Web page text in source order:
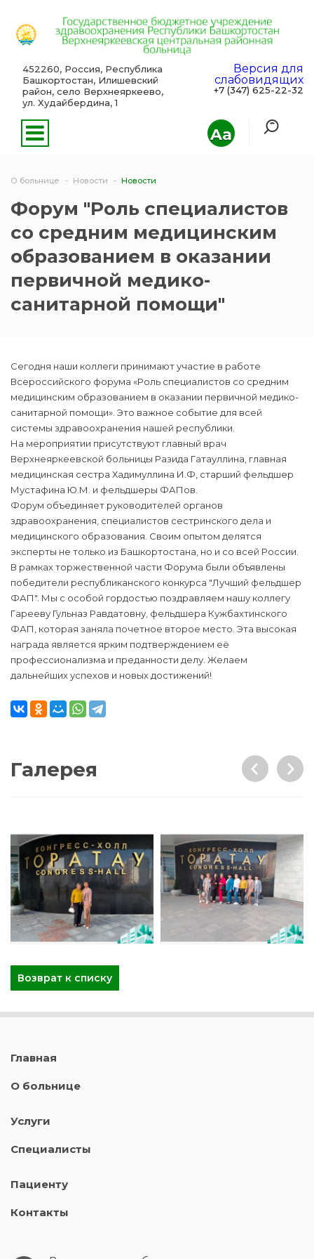
Aa
452260, Россия, Республика
Башкортостан, Илишевский
район, село Верхнеяркеево,
ул. Худайбердина, 1
Версия для
слабовидящих
+7 (347) 625-22-32
О больнице Новости Новости
Форум "Роль специалистов
со средним медицинским
образованием в оказании
первичной медико-
санитарной помощи"
Сегодня наши коллеги принимают участие в работе
Всероссийского форума «Роль специалистов со средним
медицинским образованием в оказании первичной медико-
санитарной помощи». Это важное событие для всей
системы здравоохранения нашей республики.
На мероприятии присутствуют главный врач
Верхнеяркеевской больницы Разида Гатауллина, главная
медицинская сестра Хадимуллина И.Ф, старший фельдшер
Мустафина Ю.М. и фельдшеры ФАПов.
Форум объединяет руководителей органов
здравоохранения, специалистов сестринского дела и
медицинского образования. Своим опытом делятся
эксперты не только из Башкортостана, но и со всей России.
В рамках торжественной части Форума были объявлены
победители республиканского конкурса "Лучший фельдшер
ФАП". Мы с особой гордостью поздравляем нашу коллегу
Гарееву Гульназ Равдатовну, фельдшера Кужбахтинского
ФАП, которая заняла почетное второе место. Эта высокая
награда является ярким подтверждением её
профессионализма и преданности делу. Желаем
дальнейших успехов и новых достижений!
Галерея
Возврат к списку
Главная
О больнице
Услуги
Специалисты
Пациенту
Контакты